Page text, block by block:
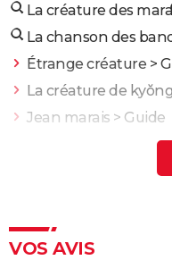
Bricolage
Lifestyle
Culture
Sport
Auto
Television
Voyage
Cinema
La créature des
La chanson des
Étrange créature >
La créature de
Jean marais > Guide
Les enfants du
Une créature de rêve
attention à sa sortie
VOS AVIS